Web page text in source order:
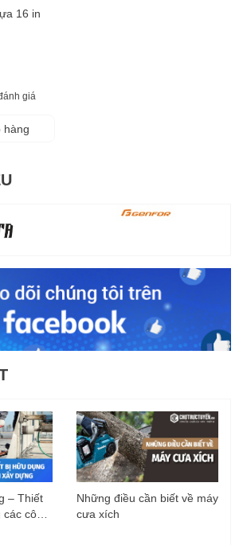
16 in
giá
hàng
– Thiết
công
Những điều cần biết về máy
cưa xích